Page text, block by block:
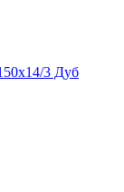
3 Дуб